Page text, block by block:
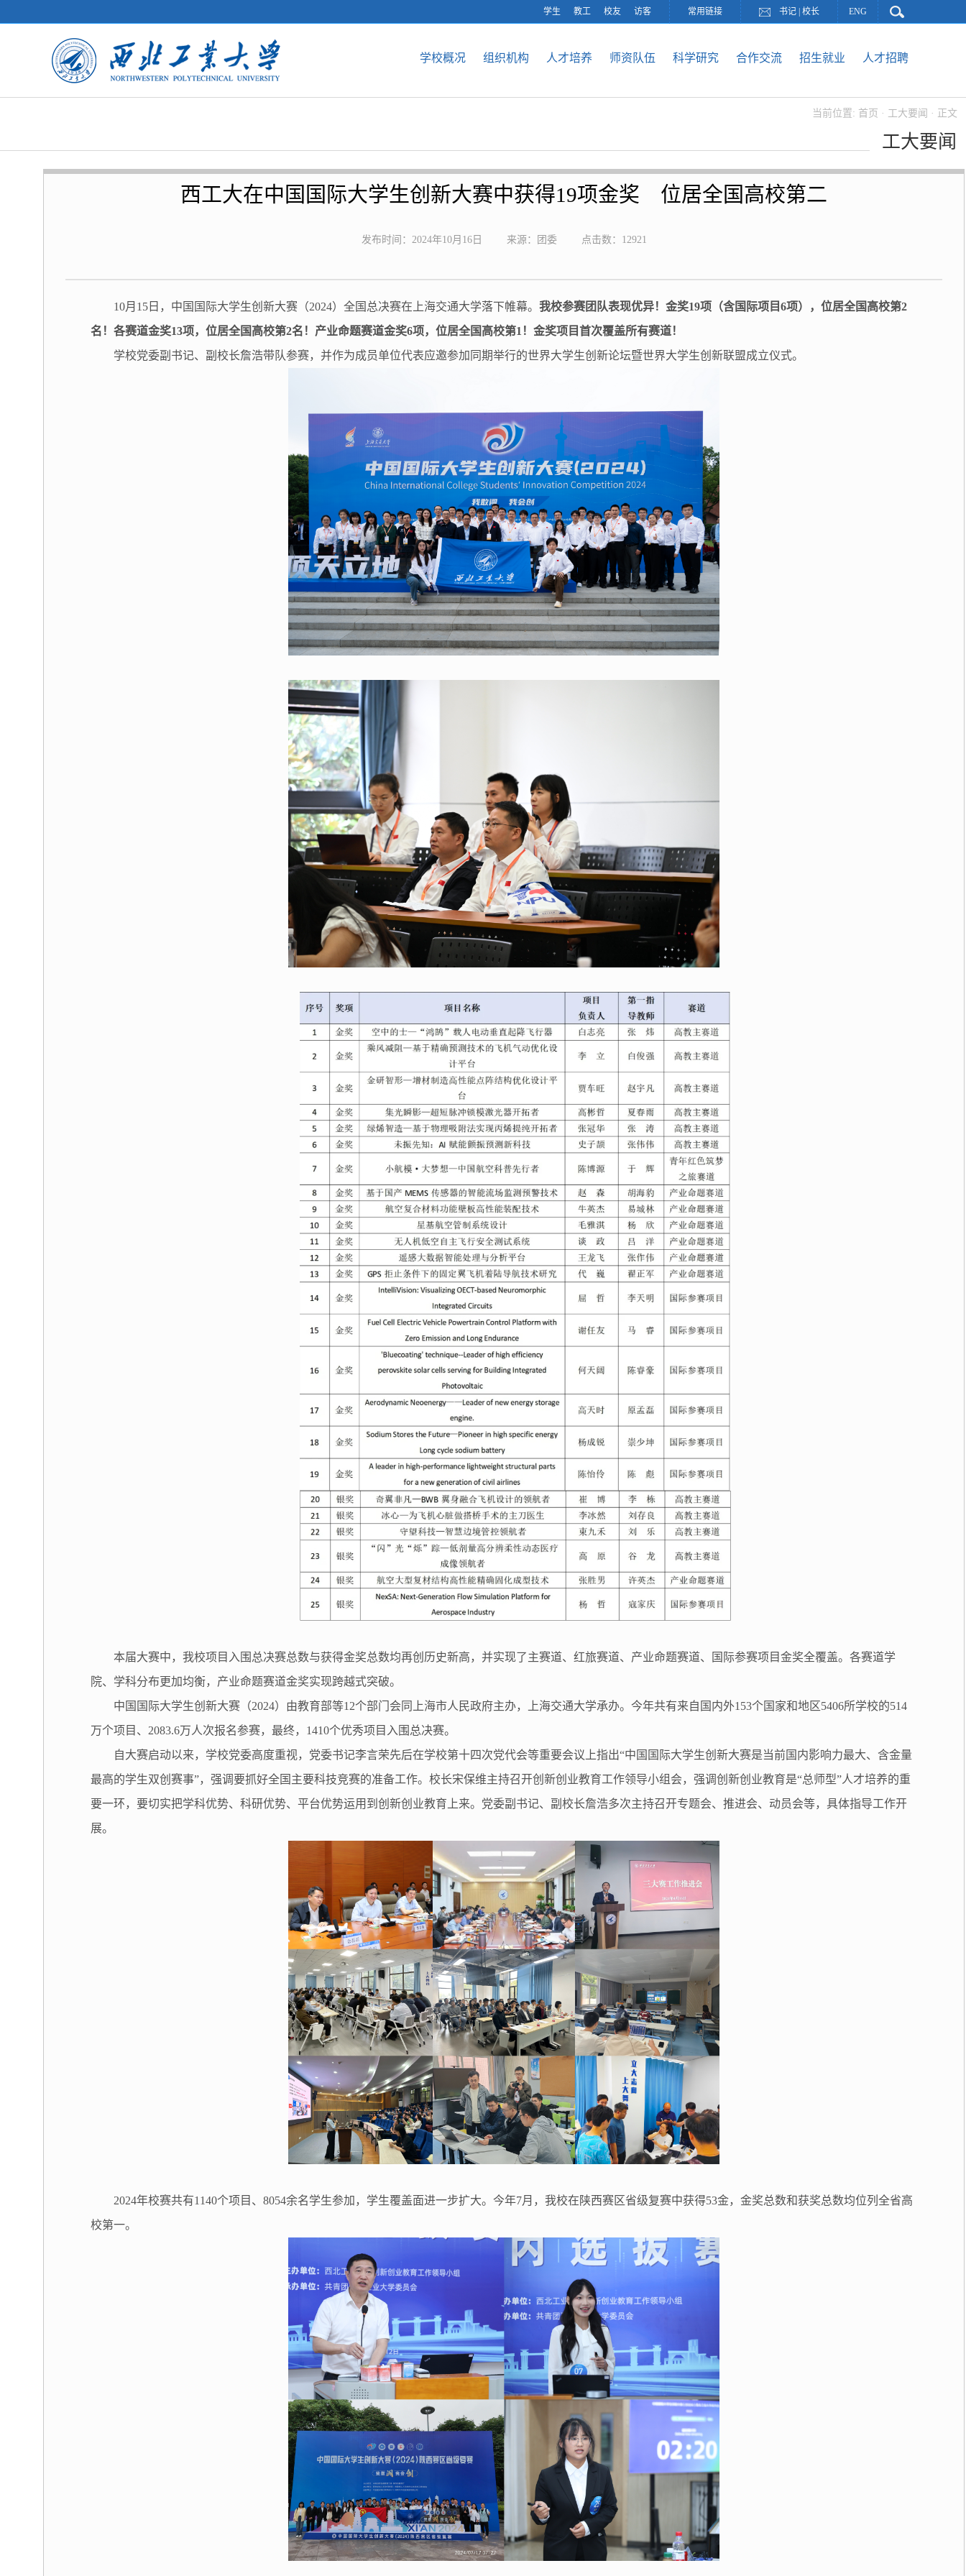
学生 教工 校友 访客 常用链接 书记 校长 ENG
学校概况 组织机构 人才培养 师资队伍 科学研究 合作交流 招生就业 人才招聘
当前位置: 首页 · 工大要闻 · 正文
工大要闻
西工大在中国国际大学生创新大赛中获得19项金奖 位居全国高校第二
发布时间：2024年10月16日 来源：团委 点击数： 12921
10月15日，中国国际大学生创新大赛（2024）全国总决赛在上海交通大学落下帷幕。 我校参赛团队表现优异！ 金奖19项（含国际项目6项），位居全国高校第2
名！各赛道金奖13项，位居全国高校第2名！产业命题赛道金奖6项，位居全国高校第1！金奖项目首次覆盖所有赛道！
学校党委副书记、副校长詹浩带队参赛，并作为成员单位代表应邀参加同期举行的世界大学生创新论坛暨世界大学生创新联盟成立仪式。
本届大赛中，我校项目入围总决赛总数与获得金奖总数均再创历史新高，并实现了主赛道、红旅赛道、产业命题赛道、国际参赛项目金奖全覆盖。各赛道学
院、学科分布更加均衡，产业命题赛道金奖实现跨越式突破。
中国国际大学生创新大赛（2024）由教育部等12个部门会同上海市人民政府主办，上海交通大学承办。今年共有来自国内外153个国家和地区5406所学校的514
万个项目、2083.6万人次报名参赛，最终，1410个优秀项目入围总决赛。
自大赛启动以来，学校党委高度重视，党委书记李言荣先后在学校第十四次党代会等重要会议上指出“中国国际大学生创新大赛是当前国内影响力最大、含金量
最高的学生双创赛事”，强调要抓好全国主要科技竞赛的准备工作。校长宋保维主持召开创新创业教育工作领导小组会，强调创新创业教育是“总师型”人才培养的重
要一环，要切实把学科优势、科研优势、平台优势运用到创新创业教育上来。党委副书记、副校长詹浩多次主持召开专题会、推进会、动员会等，具体指导工作开
展。
2024年校赛共有1140个项目、8054余名学生参加，学生覆盖面进一步扩大。今年7月，我校在陕西赛区省级复赛中获得53金，金奖总数和获奖总数均位列全省高
校第一。